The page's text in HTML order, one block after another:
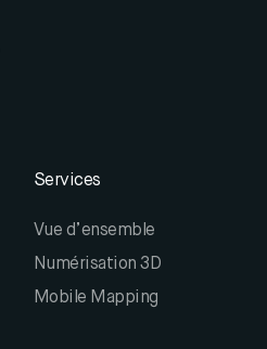
Services
Vue d’ensemble
Numérisation 3D
Mobile Mapping